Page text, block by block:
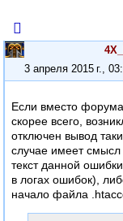
3 апреля 2015 г.,
Если вместо
скорее всего,
отключен вывод
случае имеет смысл
текст данной
в логах ошибок),
начало файла